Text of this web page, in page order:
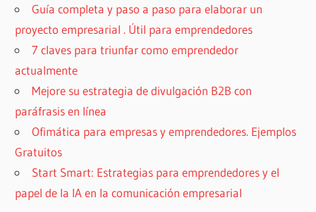
Guía completa y paso a paso para elaborar un
proyecto empresarial . Útil para emprendedores
7 claves para triunfar como emprendedor
actualmente
Mejore su estrategia de divulgación B2B con
paráfrasis en línea
Ofimática para empresas y emprendedores. Ejemplos
Gratuitos
Start Smart: Estrategias para emprendedores y el
papel de la IA en la comunicación empresarial